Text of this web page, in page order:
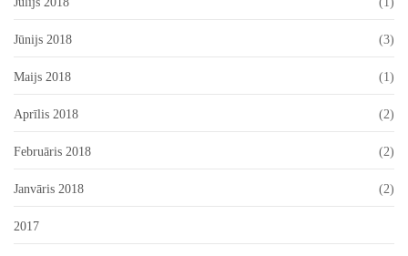
Jūnijs 2018 (3)
Maijs 2018 (1)
Aprīlis 2018 (2)
Februāris 2018 (2)
Janvāris 2018 (2)
2017